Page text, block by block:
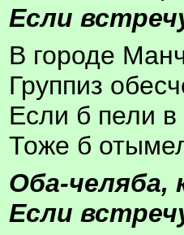
Если
В городе
Группиз
Если б пели
Тоже б
Оба-челяба,
Если